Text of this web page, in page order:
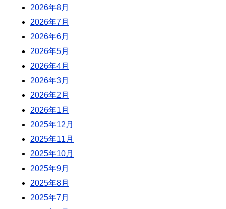
2026年8月
2026年7月
2026年6月
2026年5月
2026年4月
2026年3月
2026年2月
2026年1月
2025年12月
2025年11月
2025年10月
2025年9月
2025年8月
2025年7月